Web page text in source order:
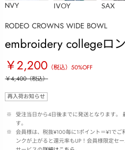
NVY IVOY SAX
RODEO CROWNS WIDE BOWL
embroidery collegeロ
￥2,200 （税込） 50%OFF
￥4,400（税込）
再入荷お知らせ
※ 受注当日から4日後までに発送となります。
す。
※ 会員様は、税抜¥100毎に1ポイント＝¥1で
ンクが上がると還元率もUP！会員様限定セ